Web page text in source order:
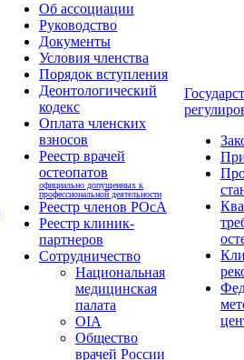
Об ассоциации
Руководство
Документы
Условия членства
Порядок вступления
Деонтологический
кодекс
Оплата членских
взносов
Реестр врачей
остеопатов
официально допущенных к
профессиональной деятельности
Реестр членов РОсА
Реестр клиник-
партнеров
Сотрудничество
Национальная
медицинская
палата
OIA
Общество
врачей России